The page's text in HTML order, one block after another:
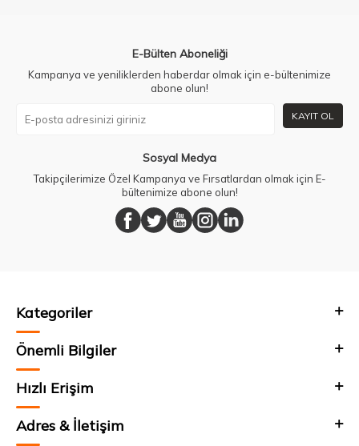
E-Bülten Aboneliği
Kampanya ve yeniliklerden haberdar olmak için e-bültenimize
abone olun!
KAYIT OL
Sosyal Medya
Takipçilerimize Özel Kampanya ve Fırsatlardan olmak için E-
bültenimize abone olun!
Kategoriler
Önemli Bilgiler
Hızlı Erişim
Adres & İletişim